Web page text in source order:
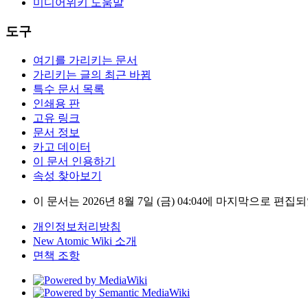
도구
여기를 가리키는 문서
가리키는 글의 최근 바뀜
특수 문서 목록
인쇄용 판
고유 링크
문서 정보
카고 데이터
이 문서 인용하기
속성 찾아보기
이 문서는 2026년 8월 7일 (금) 04:04에 마지막으로 편집
개인정보처리방침
New Atomic Wiki 소개
면책 조항